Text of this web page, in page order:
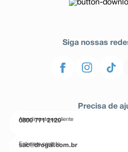
Siga nossas
Precisa de
Atendimento ao cliente
0800 771 2120
Entre em contato
sac@drogal.com.br